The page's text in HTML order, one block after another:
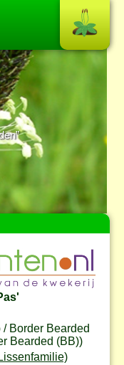
/ Border Bearded
Bearded (BB))